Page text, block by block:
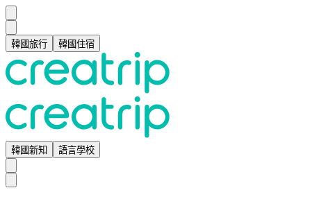
韓國旅行 韓國住宿
韓國新知 語言學校